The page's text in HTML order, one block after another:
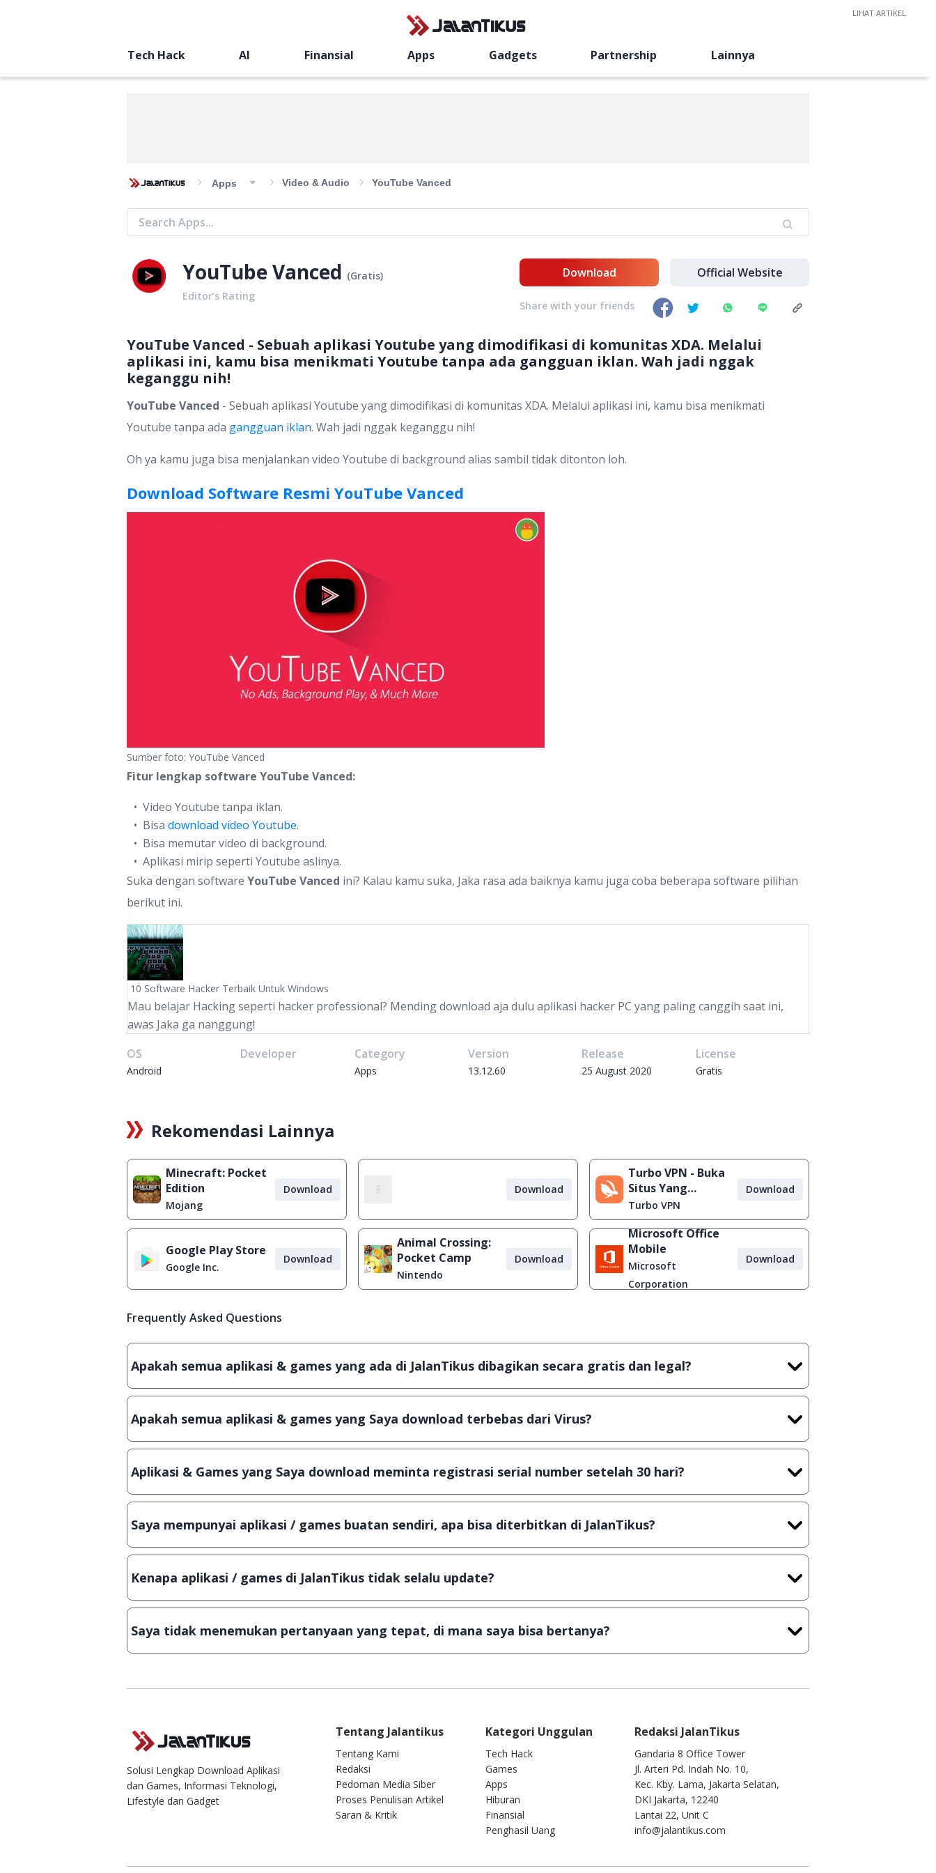
Tech Hack AI Finansial Apps Gadgets Partnership Lainnya
Apps Video & Audio YouTube Vanced
YouTube Vanced (Gratis)
Editor’s Rating
YouTube Vanced - Sebuah aplikasi Youtube yang dimodifikasi di komunitas XDA. Melalui
aplikasi ini, kamu bisa menikmati Youtube tanpa ada gangguan iklan. Wah jadi nggak
keganggu nih!
YouTube Vanced - Sebuah aplikasi Youtube yang dimodifikasi di komunitas XDA. Melalui aplikasi ini, kamu bisa menikmati
Youtube tanpa ada gangguan iklan. Wah jadi nggak keganggu nih!
Oh ya kamu juga bisa menjalankan video Youtube di background alias sambil tidak ditonton loh.
Download Software Resmi YouTube Vanced
Sumber foto: YouTube Vanced
Fitur lengkap software YouTube Vanced:
Video Youtube tanpa iklan.
Bisa download video Youtube.
Bisa memutar video di background.
Aplikasi mirip seperti Youtube aslinya.
Suka dengan software YouTube Vanced ini? Kalau kamu suka, Jaka rasa ada baiknya kamu juga coba beberapa software pilihan
berikut ini.
10 Software Hacker Terbaik Untuk Windows
Mau belajar Hacking seperti hacker professional? Mending download aja dulu aplikasi hacker PC yang paling canggih saat ini,
awas Jaka ga nanggung!
LIHAT ARTIKEL
OS
Android
Developer Category
Apps
Version
13.12.60
Release
25 August 2020
License
Gratis
Download Official Website
Share with your friends
Rekomendasi Lainnya
Minecraft: Pocket
Edition
Mojang
Download Download
Turbo VPN - Buka
Situs Yang
Diblokir
Turbo VPN
Download
Google Play Store
Google Inc.
Download
Animal Crossing:
Pocket Camp
Nintendo
Download
Microsoft Office
Mobile
Microsoft
Corporation
Download
Frequently Asked Questions
Apakah semua aplikasi & games yang ada di JalanTikus dibagikan secara gratis dan legal?
Ya, JalanTikus hanya membagikan aplikasi & games yang gratis (Freeware) dan legal, dalam artian tidak (bajakan) hasil crack,
Apakah semua aplikasi & games yang Saya download terbebas dari Virus?
Ya, JalanTikus selalu melakukan scanning dengan 3 jenis Antivirus (Kaspersky, AVG & Avast) sebelum menerbitkan suatu
Aplikasi & Games yang Saya download meminta registrasi serial number setelah 30 hari?
Meskipun dibagikan secara gratis, namun ada beberapa aplikasi & games yang dibagikan secara Shareware, dalam arti hanya
Saya mempunyai aplikasi / games buatan sendiri, apa bisa diterbitkan di JalanTikus?
Tentu saja bisa. Silahkan kirim email keinfo@jalantikus.comdengan menyertakan Nama Aplikasi/Games, Deskripsi serta
Kenapa aplikasi / games di JalanTikus tidak selalu update?
Demi menjaga kualitas aplikasi dan games yang ada di JalanTikus, hingga saat ini kita masih melakukan upload-download
Saya tidak menemukan pertanyaan yang tepat, di mana saya bisa bertanya?
Kami dengan senang hati menjawab setiap pertanyaan yang masuk. Kirim pertanyaan kamu keinfo@jalantikus.com
Solusi Lengkap Download Aplikasi
dan Games, Informasi Teknologi,
Lifestyle dan Gadget
Redaksi JalanTikus
Gandaria 8 Office Tower
Jl. Arteri Pd. Indah No. 10,
Kec. Kby. Lama, Jakarta Selatan,
DKI Jakarta, 12240
Lantai 22, Unit C
info@jalantikus.com
Tentang Jalantikus
Tentang Kami
Redaksi
Pedoman Media Siber
Proses Penulisan Artikel
Saran & Kritik
Kategori Unggulan
Tech Hack
Games
Apps
Hiburan
Finansial
Penghasil Uang